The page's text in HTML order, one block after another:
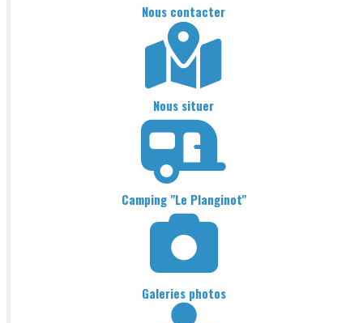
Nous contacter
Nous situer
Camping "Le Planginot"
Galeries photos